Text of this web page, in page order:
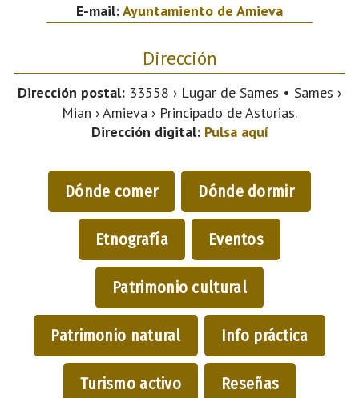
E-mail:Ayuntamiento de Amieva
Dirección
Dirección postal: 33558 › Lugar de Sames • Sames ›
Mian › Amieva › Principado de Asturias.
Dirección digital: Pulsa aquí
Dónde comer Dónde dormir
Etnografía Eventos
Patrimonio cultural
Patrimonio natural Info práctica
Turismo activo Reseñas